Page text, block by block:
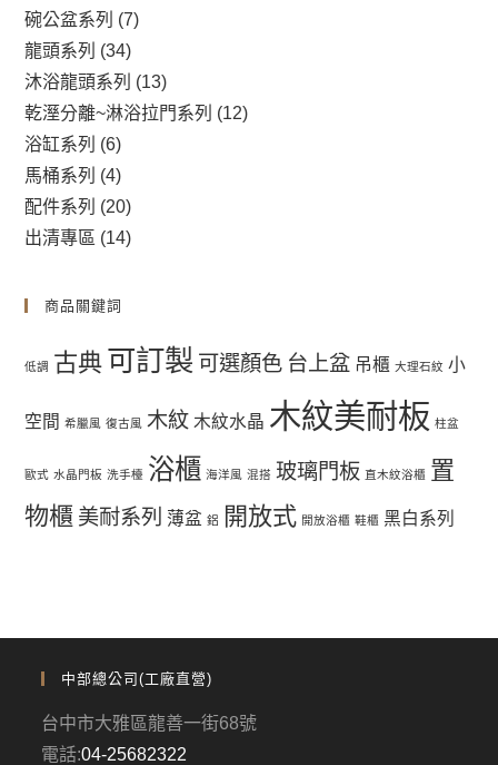
碗公盆系列 (7)
龍頭系列 (34)
沐浴龍頭系列 (13)
乾溼分離~淋浴拉門系列 (12)
浴缸系列 (6)
馬桶系列 (4)
配件系列 (20)
出清專區 (14)
商品關鍵詞
低調 古典 可訂製 可選顏色 台上盆 吊櫃 大理石紋 小
空間 希臘風 復古風 木紋 木紋水晶 木紋美耐板 柱盆
歐式 水晶門板 洗手檯 浴櫃 海洋風 混搭 玻璃門板 直木紋浴櫃 置
物櫃 美耐系列 薄盆 鋁 開放式 開放浴櫃 鞋櫃 黑白系列
中部總公司(工廠直營)
台中市大雅區龍善一街68號
電話:04-25682322